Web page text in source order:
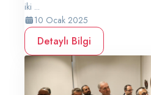
iki ...
10 Ocak 2025
Detaylı Bilgi